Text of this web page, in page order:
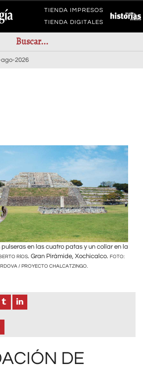
TIENDA IMPRESOS
TIENDA DIGITALES
2026
en las cuatro patas y un collar en la
RÍOS. Gran Pirámide, Xochicalco. FOTO:
/ PROYECTO CHALCATZINGO.
DE